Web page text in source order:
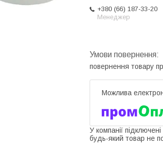
+380 (66) 187-33-20
Менеджер
повернення товару
У компанії
будь-який товар не